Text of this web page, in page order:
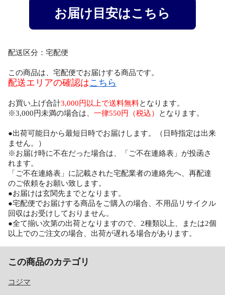
お届け目安はこちら
配送区分：宅配便
この商品は、宅配便でお届けする商品です。
配送エリアの確認はこちら
お買い上げ合計3,000円以上で送料無料となります。
※3,000円未満の場合は、 一律550円（税込） となります。
●出荷可能日から最短日時でお届けします。（日時指定は出来
ません。）
※お届け時に不在だった場合は、「ご不在連絡表」が投函さ
れます。
「ご不在連絡表」に記載された宅配業者の連絡先へ、再配達
のご依頼をお願い致します。
●お届けは玄関先までとなります。
●宅配便でお届けする商品をご購入の場合、不用品リサイクル
回収はお受けしておりません。
●全て揃い次第の出荷となりますので、2種類以上、または2個
以上でのご注文の場合、出荷が遅れる場合があります。
この商品のカテゴリ
コジマ